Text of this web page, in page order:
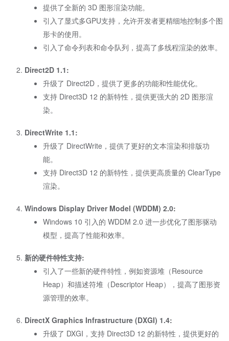
提供了全新的 3D 图形渲染功能。
引入了显式多GPU支持，允许开发者更精细地控制多个图
形卡的使用。
引入了命令列表和命令队列，提高了多线程渲染的效率。
Direct2D 1.1:
升级了 Direct2D，提供了更多的功能和性能优化。
支持 Direct3D 12 的新特性，提供更强大的 2D 图形渲
染。
DirectWrite 1.1:
升级了 DirectWrite，提供了更好的文本渲染和排版功
能。
支持 Direct3D 12 的新特性，提供更高质量的 ClearType
渲染。
Windows Display Driver Model (WDDM) 2.0:
Windows 10 引入的 WDDM 2.0 进一步优化了图形驱动
模型，提高了性能和效率。
新的硬件特性支持:
引入了一些新的硬件特性，例如资源堆（Resource
Heap）和描述符堆（Descriptor Heap），提高了图形资
源管理的效率。
DirectX Graphics Infrastructure (DXGI) 1.4:
升级了 DXGI，支持 Direct3D 12 的新特性，提供更好的